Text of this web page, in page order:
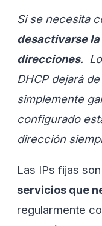
Si se necesita
desactivarse
direcciones.
DHCP dejará
simplemente
configurado
dirección
Las IPs fijas
servicios que
regularmente